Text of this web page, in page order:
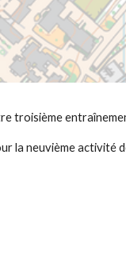
troisième
la neuvième activité